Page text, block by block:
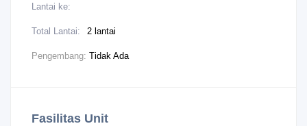
Lantai ke:
Total Lantai: 2 lantai
Pengembang: Tidak Ada
Fasilitas Unit